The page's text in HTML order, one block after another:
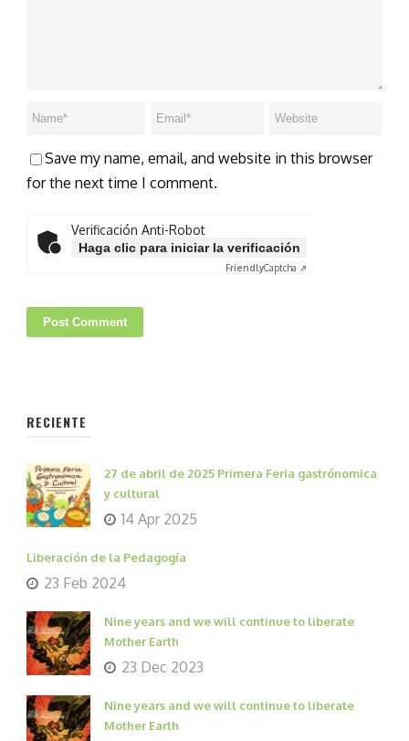
Save my name, email, and website in this browser
for the next time I comment.
Verificación Anti-Robot
Haga clic para iniciar la verificación
FriendlyCaptcha ⇗
RECIENTE
27 de abril de 2025 Primera Feria gastrónomica
y cultural
14 Apr 2025
Liberación de la Pedagogía
23 Feb 2024
Nine years and we will continue to liberate
Mother Earth
23 Dec 2023
Nine years and we will continue to liberate
Mother Earth